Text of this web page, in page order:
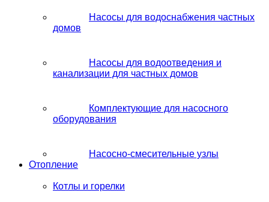
Насосы для водоснабжения частных
домов
Насосы для водоотведения и
канализации для частных домов
Комплектующие для насосного
оборудования
Насосно-смесительные узлы
Отопление
Котлы и горелки